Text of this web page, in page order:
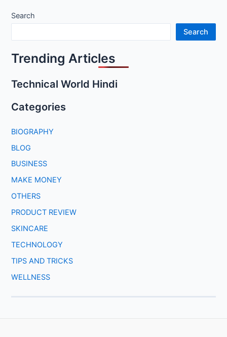
Search
Search
Trending Articles
Technical World Hindi
Categories
BIOGRAPHY
BLOG
BUSINESS
MAKE MONEY
OTHERS
PRODUCT REVIEW
SKINCARE
TECHNOLOGY
TIPS AND TRICKS
WELLNESS